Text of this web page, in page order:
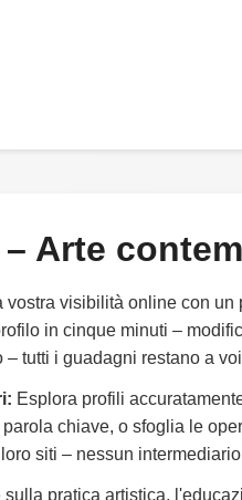
– Arte
vostra visibilità online con un
in cinque minuti –
tutti i guadagni restano a
Esplora profili
chiave, o sfoglia le
siti – nessun
sulla pratica artistica,